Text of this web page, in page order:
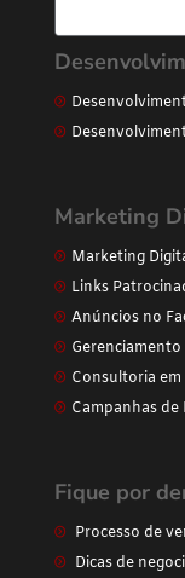
Marketing
Marketing
Links
Anúncios no
Gerenciamento
Consultoria
Campanhas
Fique por
Processo de
Dicas de